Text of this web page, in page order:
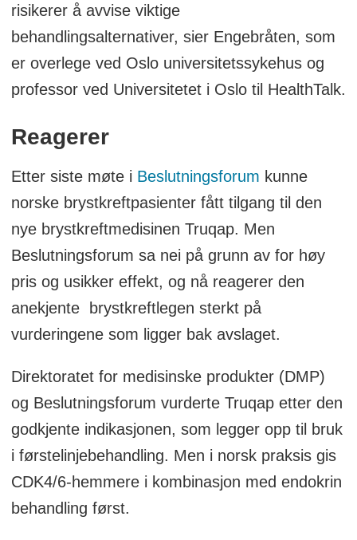
Truqap vurderes i studier som
førstelinjebehandling, mens pasienter i
Norge vanligvis får CDK4/6-hemmer
NICE i Storbritannia har godkjent
mener viser andre lands fleksibilitet.
risikerer å avvise viktige
behandlingsalternativer, sier Engebråten, som
er overlege ved Oslo universitetssykehus og
professor ved Universitetet i Oslo til HealthTalk.
Reagerer
Etter siste møte i Beslutningsforum kunne
norske brystkreftpasienter fått tilgang til den
nye brystkreftmedisinen Truqap. Men
Beslutningsforum sa nei på grunn av for høy
pris og usikker effekt, og nå reagerer den
anekjente brystkreftlegen sterkt på
vurderingene som ligger bak avslaget.
Direktoratet for medisinske produkter (DMP)
og Beslutningsforum vurderte Truqap etter den
godkjente indikasjonen, som legger opp til bruk
i førstelinjebehandling. Men i norsk praksis gis
CDK4/6-hemmere i kombinasjon med endokrin
behandling først.